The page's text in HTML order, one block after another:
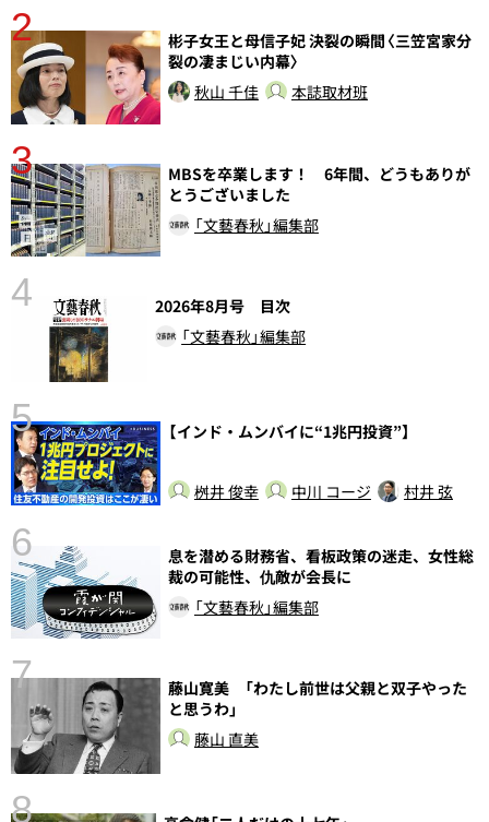
2
彬子女王と母信子妃 決裂の瞬間〈三笠宮家分
裂の凄まじい内幕〉
秋山 千佳
本誌取材班
3
MBSを卒業します！ 6年間、どうもありが
とうございました
「文藝春秋」編集部
4
2026年8月号 目次
「文藝春秋」編集部
5 【インド・ムンバイに“1兆円投資”】
桝井 俊幸 中川 コージ 村井 弦
6
息を潜める財務省、看板政策の迷走、女性総
裁の可能性、仇敵が会長に
「文藝春秋」編集部
7
藤山寛美 「わたし前世は父親と双子やった
と思うわ」
藤山 直美
8